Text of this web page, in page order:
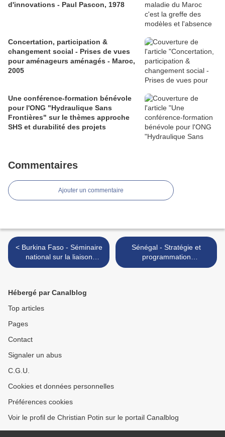
d'innovations - Paul Pascon, 1978
Concertation, participation &
changement social - Prises de vues
pour aménageurs aménagés - Maroc,
2005
Une conférence-formation bénévole
pour l'ONG "Hydraulique Sans
Frontières" sur le thèmes approche
SHS et durabilité des projets
Commentaires
Ajouter un commentaire
< Burkina Faso - Séminaire
national sur la liaison
recherche-vulgarisation -
Sénégal - Stratégie et
programmation
quinquennale 1989-1993
Hébergé par Canalblog
Top articles
Pages
Contact
Signaler un abus
C.G.U.
Cookies et données personnelles
Préférences cookies
Voir le profil de Christian Potin sur le portail Canalblog